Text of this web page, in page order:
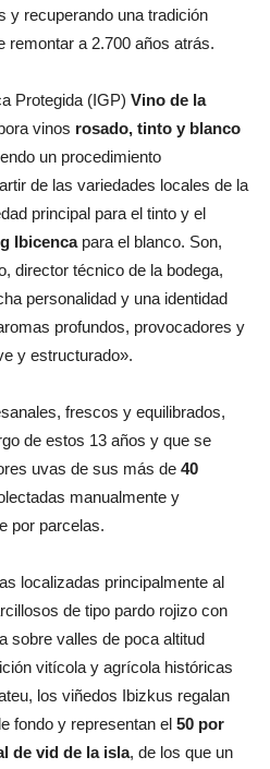
y recuperando una tradición
remontar a 2.700 años atrás.
Protegida (IGP) Vino de la
vinos rosado, tinto y blanco
un procedimiento
de las variedades locales de la
principal para el tinto y el
Ibicenca para el blanco. Son,
director técnico de la bodega,
personalidad y una identidad
profundos, provocadores y
y estructurado».
frescos y equilibrados,
de estos 13 años y que se
uvas de sus más de 40
manualmente y
por parcelas.
localizadas principalmente al
de tipo pardo rojizo con
sobre valles de poca altitud
vitícola y agrícola históricas
los viñedos Ibizkus regalan
fondo y representan el 50 por
de vid de la isla, de los que un